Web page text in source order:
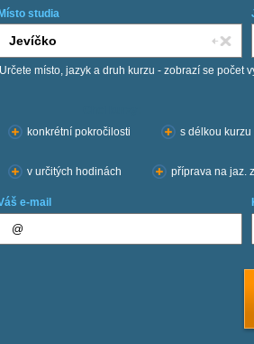
Místo studia
Určete místo, jazyk a druh kurzu - zobrazí se počet
konkrétní pokročilosti
s délkou kurzu
v určitých hodinách příprava na jaz.
e-mail